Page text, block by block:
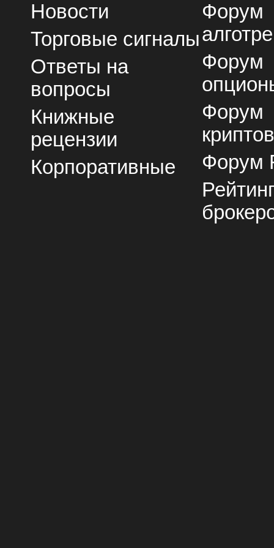
Новости
Торговые сигналы
Ответы на
вопросы
Книжные
рецензии
Корпоративные
Форум
Форум
Форум
Форум